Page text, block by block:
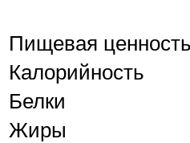
Пищевая ценность
Калорийность
Белки
Жиры